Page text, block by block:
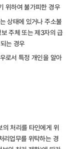
위하여 불가피한 경우
상태에 있거나 주소불
주체 또는 제3자의 급
는 경우
로서 특정 개인을 알아
처리를 타인에게 위
리업무를 위탁하는 경